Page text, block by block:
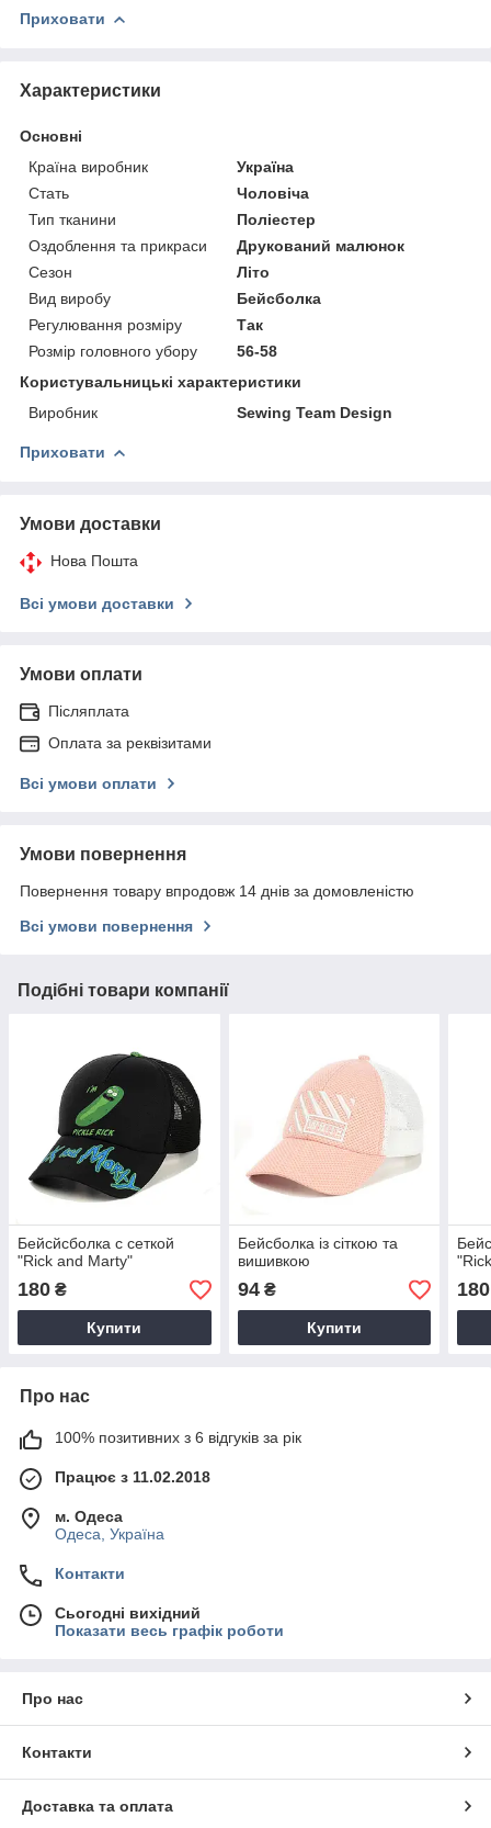
Приховати
Характеристики
Основні
Країна виробник
Україна
Стать
Чоловіча
Тип тканини
Поліестер
Оздоблення та прикраси
Друкований малюнок
Сезон
Літо
Вид виробу
Бейсболка
Регулювання розміру
Так
Розмір головного убору
56-58
Користувальницькі характеристики
Виробник
Sewing Team Design
Приховати
Умови доставки
Нова Пошта
Всі умови доставки
Умови оплати
Післяплата
Оплата за реквізитами
Всі умови оплати
Умови повернення
Повернення товару впродовж 14 днів за домовленістю
Всі умови повернення
Подібні товари компанії
Бейсйсболка с сеткой
"Rick and Marty"
180 ₴
Купити
Бейсболка із сіткою та
вишивкою
94₴
Купити
180
Про нас
100% позитивних з 6 відгуків за рік
Працює з 11.02.2018
м. Одеса
Одеса, Україна
Контакти
Сьогодні вихідний
Показати весь графік роботи
Про нас
Контакти
Доставка та оплата